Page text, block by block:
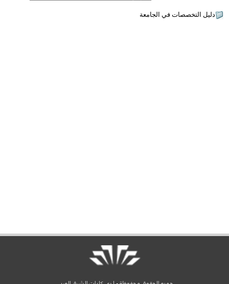
دليل التخصصات في الجامعة